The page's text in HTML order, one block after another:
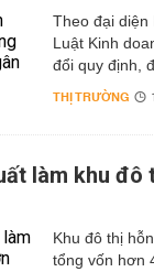
Theo đại diện
Luật Kinh
đổi quy định,
THỊ TRƯỜNG
làm khu đô
Khu đô thị
tổng vốn hơn